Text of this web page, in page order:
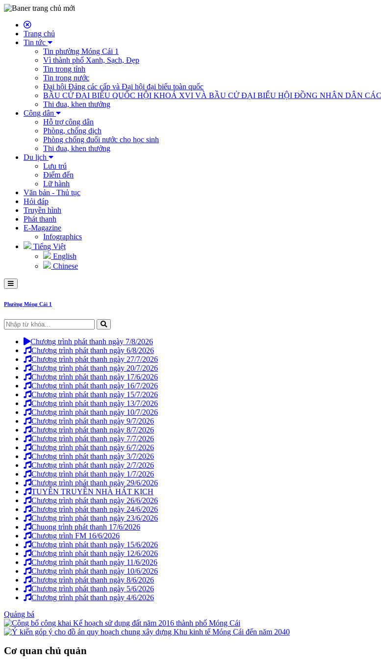
Trang chủ
Tin tức
Tin phường Móng Cái 1
Vì thành phố Xanh, Sạch, Đẹp
Tin trong tỉnh
Tin trong nước
Đại hội Đảng các cấp và Đại hội đại biểu toàn quốc
BẦU CỬ ĐẠI BIỂU QUỐC HỘI KHOÁ XVI VÀ BẦU CỬ ĐẠI BIỂU HỘI ĐỒNG NHÂN DÂN CÁC
Thi đua, khen thưởng
Công dân
Hỗ trợ công dân
Phòng, chống dịch
Phòng chống đuối nước cho học sinh
Thi đua, khen thưởng
Du lịch
Lưu trú
Điểm đến
Lữ hành
Văn bản - Thủ tục
Hỏi đáp
Truyền hình
Phát thanh
E-Magazine
Infographics
Tiếng Việt
English
Chinese
Phường Móng Cái 1
Chương trình phát thanh ngày 7/8/2026
Chương trình phát thanh ngày 6/8/2026
Chương trình phát thanh ngày 27/7/2026
Chương trình phát thanh ngày 20/7/2026
Chương trình phát thanh ngày 17/6/2026
Chương trình phát thanh ngày 16/7/2026
Chương trình phát thanh ngày 15/7/2026
Chương trình phát thanh ngày 13/7/2026
Chương trình phát thanh ngày 10/7/2026
Chương trình phát thanh ngày 9/7/2026
Chương trình phát thanh ngày 8/7/2026
Chương trình phát thanh ngày 7/7/2026
Chương trình phát thanh ngày 6/7/2026
Chương trình phát thanh ngày 3/7/2026
Chương trình phát thanh ngày 2/7/2026
Chương trình phát thanh ngày 1/7/2026
Chương trình phát thanh ngày 29/6/2026
TUYÊN TRUYỀN NHÀ HÁT KỊCH
Chương trình phát thanh ngày 26/6/2026
Chương trình phát thanh ngày 24/6/2026
Chương trình phát thanh ngày 23/6/2026
Chuong trình phát thanh 17/6/2026
Chương trình FM 16/6/2026
Chương trình phát thanh ngày 15/6/2026
Chương trình phát thanh ngày 12/6/2026
Chương trình phát thanh ngày 11/6/2026
Chương trình phát thanh ngày 10/6/2026
Chương trình phát thanh ngày 8/6/2026
Chương trình phát thanh ngày 5/6/2026
Chương trình phát thanh ngày 4/6/2026
Quảng bá
Cơ quan chủ quản